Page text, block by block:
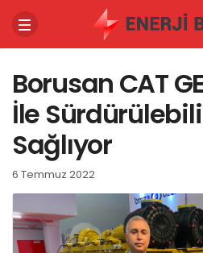
Borusan CAT
İle
Sağlıyor
6 Temmuz 2022